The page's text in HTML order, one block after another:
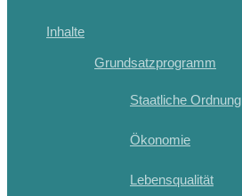
Inhalte
Grundsatzprogramm
Staatliche Ordnung
Ökonomie
Lebensqualität